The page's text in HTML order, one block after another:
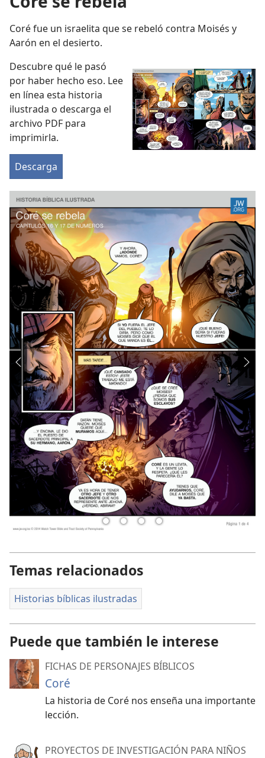
Coré fue un israelita que se rebeló contra Moisés y
Aarón en el desierto.
Descubre qué le pasó
por haber hecho eso. Lee
en línea esta historia
ilustrada o descarga el
archivo PDF para
imprimirla.
Descarga
Temas relacionados
Historias bíblicas ilustradas
Puede que también le interese
FICHAS DE PERSONAJES BÍBLICOS
Coré
La historia de Coré nos enseña una importante
lección.
PROYECTOS DE INVESTIGACIÓN PARA NIÑOS